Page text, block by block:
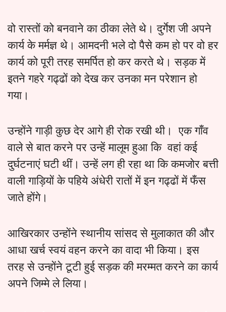
वो रास्तों को बनवाने का ठीका लेते थे। दुर्गेश जी अपने
कार्य के मर्मज्ञ थे। आमदनी भले दो पैसे कम हो पर वो हर
कार्य को पूरी तरह समर्पित हो कर करते थे। सड़क में
इतने गहरे गढ्ढों को देख कर उनका मन परेशान हो
गया।
उन्होंने गाड़ी कुछ देर आगे ही रोक रखी थी। एक गाँव
वाले से बात करने पर उन्हें मालूम हुआ कि वहां कई
दुर्घटनाएं घटी थीं। उन्हें लग ही रहा था कि कमजोर बत्ती
वाली गाड़ियों के पहिये अंधेरी रातों में इन गढ्ढों में फँस
जाते होंगे।
आखिरकार उन्होंने स्थानीय सांसद से मुलाकात की और
आधा खर्च स्वयं वहन करने का वादा भी किया। इस
तरह से उन्होंने टूटी हुई सड़क की मरम्मत करने का कार्य
अपने जिम्मे ले लिया।